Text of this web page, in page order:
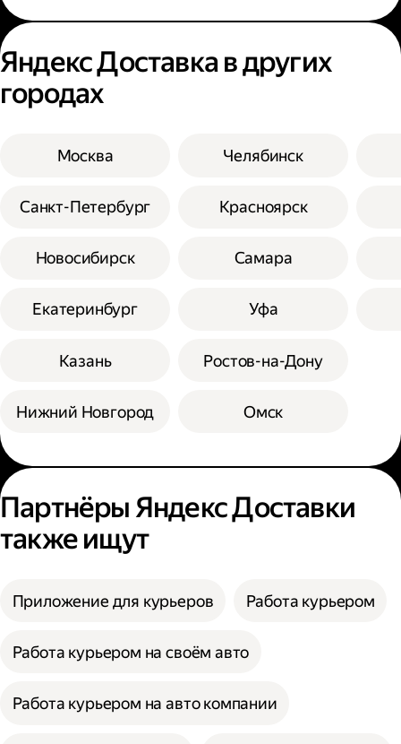
Яндекс Доставка в других
городах
Москва
Санкт-Петербург
Новосибирск
Екатеринбург
Казань
Нижний Новгород
Челябинск
Красноярск
Самара
Уфа
Ростов-на-Дону
Омск
Партнёры Яндекс Доставки
также ищут
Приложение для курьеров Работа курьером
Работа курьером на своём авто
Работа курьером на авто компании